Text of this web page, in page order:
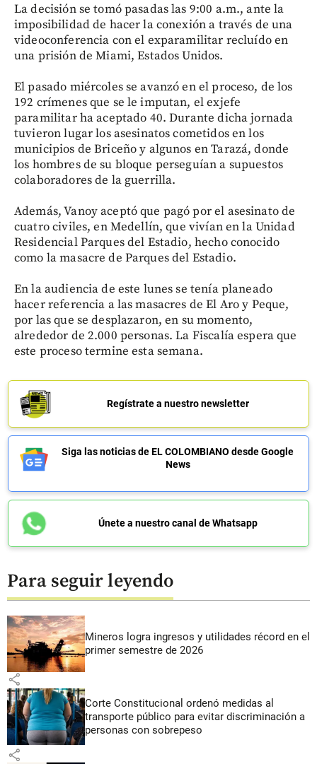
La decisión se tomó pasadas las 9:00 a.m., ante la
imposibilidad de hacer la conexión a través de una
videoconferencia con el exparamilitar recluído en
una prisión de Miami, Estados Unidos.
El pasado miércoles se avanzó en el proceso, de los
192 crímenes que se le imputan, el exjefe
paramilitar ha aceptado 40. Durante dicha jornada
tuvieron lugar los asesinatos cometidos en los
municipios de Briceño y algunos en Tarazá, donde
los hombres de su bloque perseguían a supuestos
colaboradores de la guerrilla.
Además, Vanoy aceptó que pagó por el asesinato de
cuatro civiles, en Medellín, que vivían en la Unidad
Residencial Parques del Estadio, hecho conocido
como la masacre de Parques del Estadio.
En la audiencia de este lunes se tenía planeado
hacer referencia a las masacres de El Aro y Peque,
por las que se desplazaron, en su momento,
alrededor de 2.000 personas. La Fiscalía espera que
este proceso termine esta semana.
Regístrate a nuestro newsletter
Siga las noticias de EL COLOMBIANO desde Google
News
Únete a nuestro canal de Whatsapp
Para seguir leyendo
Mineros logra ingresos y utilidades récord en el
primer semestre de 2026
share
Corte Constitucional ordenó medidas al
transporte público para evitar discriminación a
personas con sobrepeso
share